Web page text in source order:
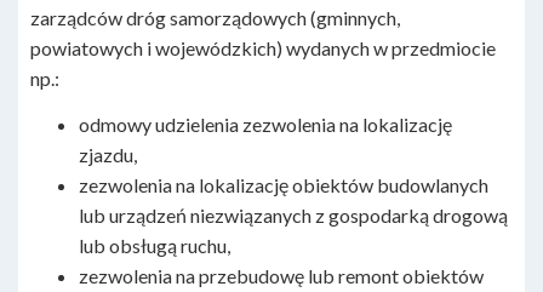
zarządców dróg samorządowych (gminnych,
powiatowych i wojewódzkich) wydanych w przedmiocie
np.:
odmowy udzielenia zezwolenia na lokalizację
zjazdu,
zezwolenia na lokalizację obiektów budowlanych
lub urządzeń niezwiązanych z gospodarką drogową
lub obsługą ruchu,
zezwolenia na przebudowę lub remont obiektów